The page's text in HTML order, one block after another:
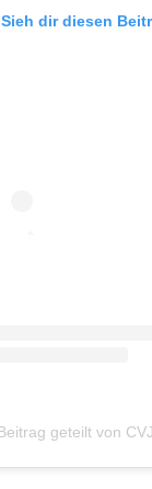
Sieh dir diesen